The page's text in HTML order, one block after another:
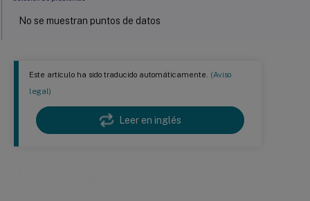
Este artículo ha sido traducido automáticamente. (Aviso
legal)
Leer en inglés
No se muestran puntos de datos